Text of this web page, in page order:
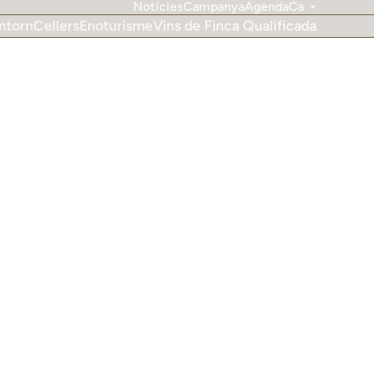
NotíciesCampanyaAgendaCa
CellersEnoturismeVins de Finca Qualificada